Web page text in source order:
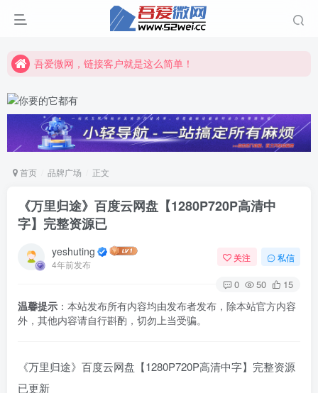
吾爱微网，链接客户就是这么简单！
吾爱微网，链接客户就是这么简单！
首页 品牌广场 正文
《万里归途》百度云网盘【1280P720P高清中
字】完整资源已
yeshuting
4年前发布
关注 私信
0 50 15
温馨提示 ：本站发布所有内容均由发布者发布，除本站官方内容
外，其他内容请自行斟酌，切勿上当受骗。
《万里归途》百度云网盘【1280P720P高清中字】完整资源
已更新